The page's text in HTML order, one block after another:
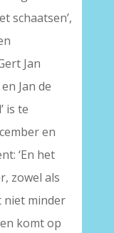
schaatsen’,
Jan
Jan de
is te
en
‘En het
zowel als
niet minder
komt op